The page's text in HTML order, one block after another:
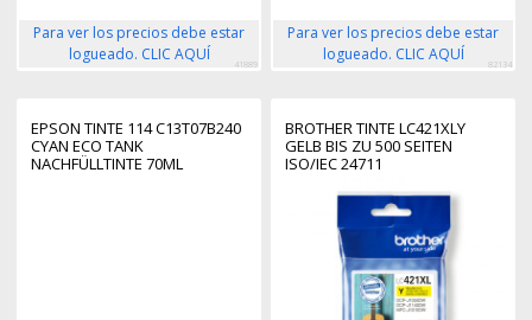
Para ver los precios debe estar
logueado. CLIC AQUÍ
41889
Para ver los precios debe estar
logueado. CLIC AQUÍ
82134
EPSON TINTE 114 C13T07B240
CYAN ECO TANK
NACHFÜLLTINTE 70ML
BROTHER TINTE LC421XLY
GELB BIS ZU 500 SEITEN
ISO/IEC 24711